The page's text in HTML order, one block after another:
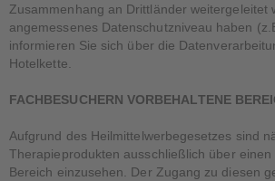
Zusammenhang an Drittländer weitergeleitet
angemessenes Datenschutzniveau haben
informieren Sie sich über die
Hotelkette.
FACHBESUCHERN VORBEHALTENE
Aufgrund des Heilmittelwerbegesetzes sind
Therapieprodukten ausschließlich über einen
Bereich einzusehen. Der Zugang zu diesen